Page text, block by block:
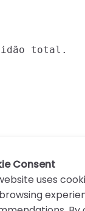
total.
Consent
uses